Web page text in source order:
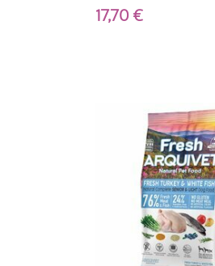
17,70